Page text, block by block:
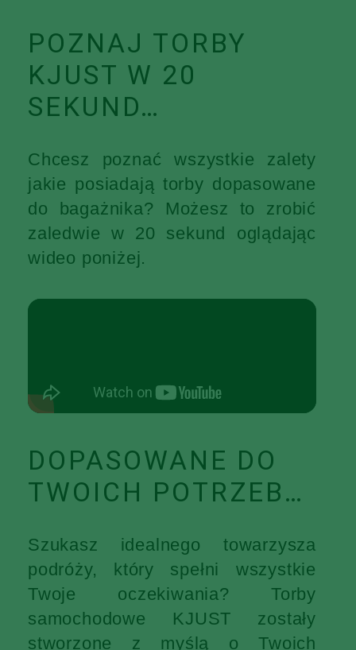
POZNAJ TORBY
KJUST W 20
SEKUND…
Chcesz poznać wszystkie zalety
jakie posiadają torby dopasowane
do bagażnika? Możesz to zrobić
zaledwie w 20 sekund oglądając
wideo poniżej.
DOPASOWANE DO
TWOICH POTRZEB…
Szukasz idealnego towarzysza
podróży, który spełni wszystkie
Twoje oczekiwania? Torby
samochodowe KJUST zostały
stworzone z myślą o Twoich